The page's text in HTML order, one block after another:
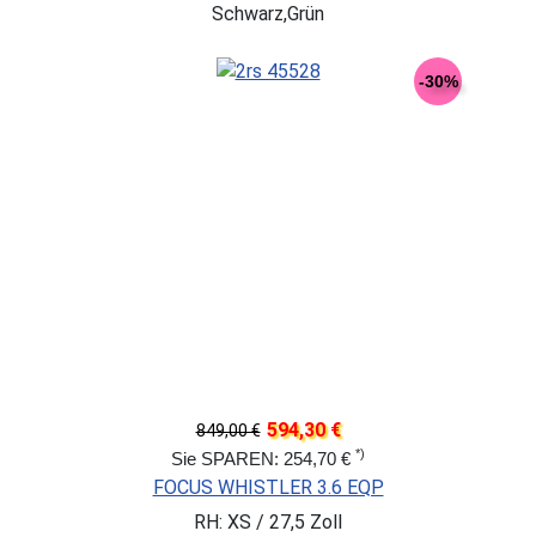
Schwarz,Grün
-30%
849,00 € 594,30 €
Sie SPAREN: 254,70 € *)
FOCUS WHISTLER 3.6 EQP
RH: XS / 27,5 Zoll